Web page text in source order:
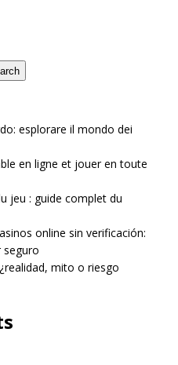
esplorare il mondo dei
en ligne et jouer en toute
jeu : guide complet du
online sin verificación:
seguro
mito o riesgo